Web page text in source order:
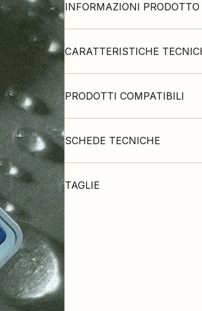
INFORMAZIONI PRODOTTO
CARATTERISTICHE
PRODOTTI COMPATIBILI
SCHEDE TECNICHE
TAGLIE